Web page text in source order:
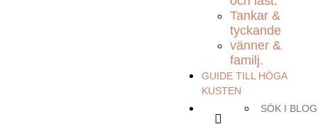
Tankar &
tyckande
vänner &
familj.
GUIDE TILL HÖGA
KUSTEN